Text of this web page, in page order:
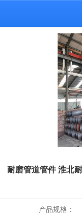
耐磨管道管件 淮北
产品规格：